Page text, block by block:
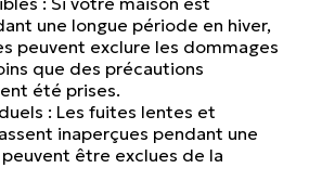
une longue période en hiver,
peuvent exclure les dommages
que des précautions
été prises.
: Les fuites lentes et
inaperçues pendant une
être exclues de la